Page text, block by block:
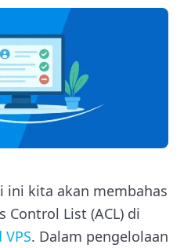
ini kita akan membahas
Control List (ACL) di
. Dalam pengelolaan